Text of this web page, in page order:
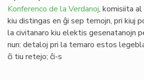
Konferenco de la Verdanoj, komisiita al
kiu distingas en ĝi sep temojn, pri kiuj
la civitanaro kiu elektis gesenatanojn
nun: detaloj pri la temaro estos
ĉi tiu retejo; ĉi-s